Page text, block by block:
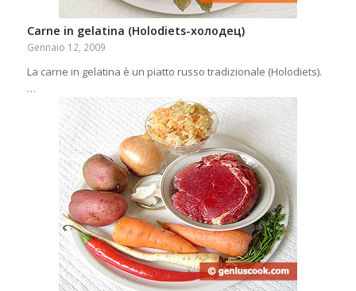
Carne in gelatina (Holodiets-xолодец)
Gennaio 12, 2009
La carne in gelatina è un piatto russo tradizionale (Holodiets).
…